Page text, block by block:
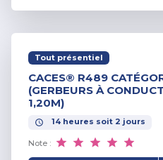
Tout présentiel
CACES® R489
(GERBEURS À
1,20M)
14 heures soit 2 jours
Note :